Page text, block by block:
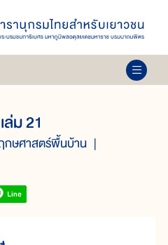
เล่ม 21
ษศาสตร์พื้นบ้าน